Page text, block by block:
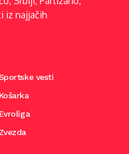
iz najjačih
vesti
Košarka
Evroliga
Zvezda